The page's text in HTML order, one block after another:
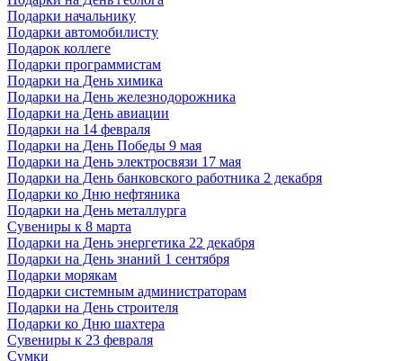
Подарки начальнику
Подарки автомобилисту
Подарок коллеге
Подарки программистам
Подарки на День химика
Подарки на День железнодорожника
Подарки на День авиации
Подарки на 14 февраля
Подарки на День Победы 9 мая
Подарки на День электросвязи 17 мая
Подарки на День банковского работника 2 декабря
Подарки ко Дню нефтяника
Подарки на День металлурга
Сувениры к 8 марта
Подарки на День энергетика 22 декабря
Подарки на День знаний 1 сентября
Подарки морякам
Подарки системным администраторам
Подарки на День строителя
Подарки ко Дню шахтера
Сувениры к 23 февраля
Сумки